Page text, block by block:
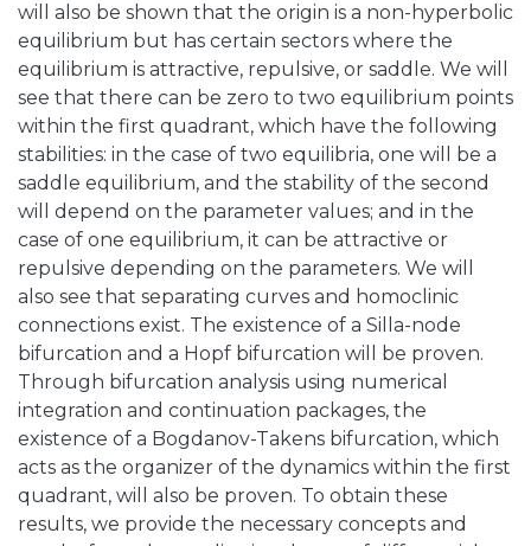
will also be shown that the origin is a non-hyperbolic
equilibrium but has certain sectors where the
equilibrium is attractive, repulsive, or saddle. We will
see that there can be zero to two equilibrium points
within the first quadrant, which have the following
stabilities: in the case of two equilibria, one will be a
saddle equilibrium, and the stability of the second
will depend on the parameter values; and in the
case of one equilibrium, it can be attractive or
repulsive depending on the parameters. We will
also see that separating curves and homoclinic
connections exist. The existence of a Silla-node
bifurcation and a Hopf bifurcation will be proven.
Through bifurcation analysis using numerical
integration and continuation packages, the
existence of a Bogdanov-Takens bifurcation, which
acts as the organizer of the dynamics within the first
quadrant, will also be proven. To obtain these
results, we provide the necessary concepts and